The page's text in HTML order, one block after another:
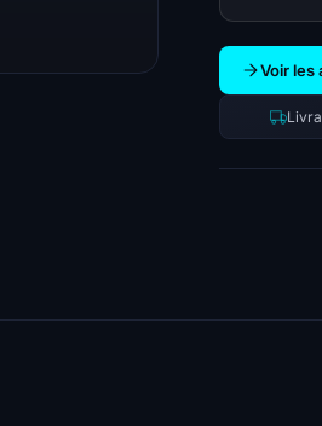
Voir les